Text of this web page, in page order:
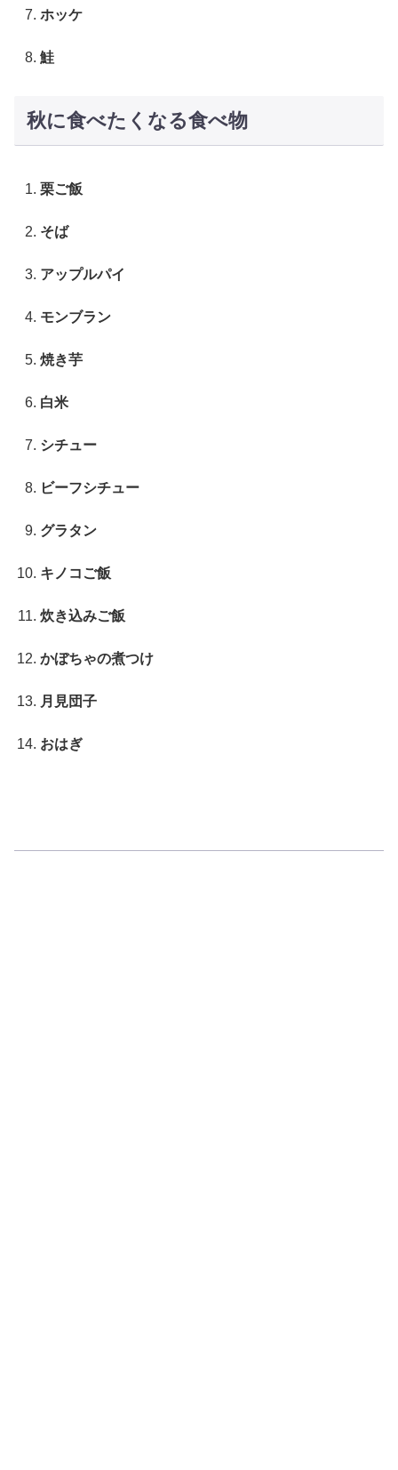
ホッケ
鮭
秋に食べたくなる食べ物
栗ご飯
そば
アップルパイ
モンブラン
焼き芋
白米
シチュー
ビーフシチュー
グラタン
キノコご飯
炊き込みご飯
かぼちゃの煮つけ
月見団子
おはぎ